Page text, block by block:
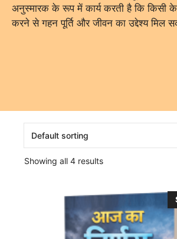
अनुस्मारक के रूप में कार्य करती है कि किसी
करने से गहन पूर्ति और जीवन का उद्देश्य मिल
Showing all 4 results